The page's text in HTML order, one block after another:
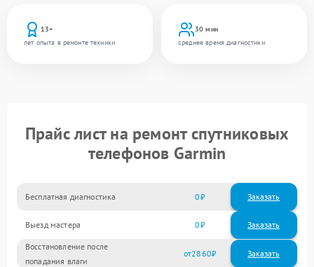
13+
лет опыта в ремонте техники
30 мин
среднее время диагностики
Прайс лист на ремонт спутниковых
телефонов Garmin
Бесплатная диагностика 0 Заказать
Выезд мастера 0 Заказать
Восстановление после
попадания влаги
2860